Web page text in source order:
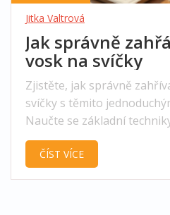
Jitka Valtrová
Jak správně
vosk na svíčky
Zjistěte, jak správně
svíčky s těmito
Naučte se základní
informace, které vám
výrobou svíček. Přečtěte
ČÍST VÍCE